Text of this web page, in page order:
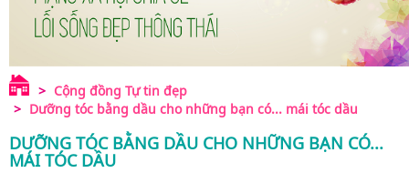
Cộng đồng Tự tin đẹp
Dưỡng tóc bằng dầu cho những bạn có... mái tóc dầu
DƯỠNG TÓC BẰNG DẦU CHO NHỮNG BẠN CÓ...
MÁI TÓC DẦU